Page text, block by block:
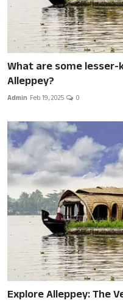
What are some
Alleppey?
Admin Feb 19, 2025 0
Explore Alleppey: The